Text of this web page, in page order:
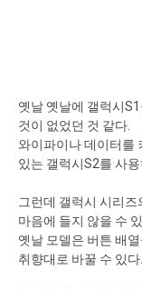
옛날 옛날에 갤럭시
것이 없었던 것 같다.
와이파이나 데이터를
있는 갤럭시S2를 사
그런데 갤럭시 시리
마음에 들지 않을 수
옛날 모델은 버튼 배
취향대로 바꿀 수 있다.